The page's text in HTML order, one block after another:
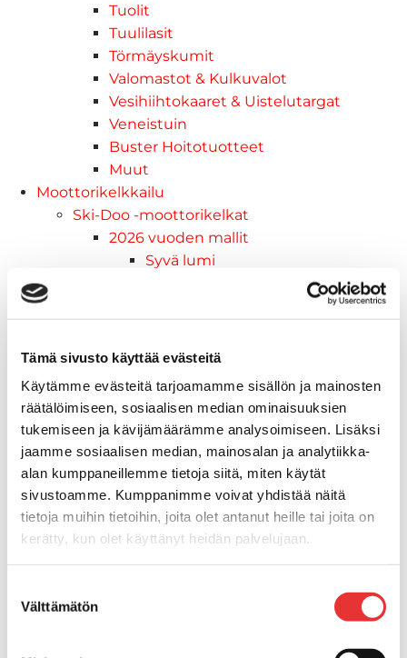
Tämä sivusto käyttää evästeitä
Käytämme evästeitä tarjoamamme sisällön ja mainosten
räätälöimiseen, sosiaalisen median ominaisuuksien
tukemiseen ja kävijämäärämme analysoimiseen. Lisäksi
jaamme sosiaalisen median, mainosalan ja analytiikka-
alan kumppaneillemme tietoja siitä, miten käytät
sivustoamme. Kumppanimme voivat yhdistää näitä
tietoja muihin tietoihin, joita olet antanut heille tai joita on
kerätty, kun olet käyttänyt heidän palvelujaan.
valinta
Välttämätön
Tuolit
Tuulilasit
Törmäyskumit
Valomastot & Kulkuvalot
Vesihiihtokaaret & Uistelutargat
Veneistuin
Buster Hoitotuotteet
Muut
Moottorikelkkailu
Ski-Doo -moottorikelkat
2026 vuoden mallit
Syvä lumi
Keskikokoiset
Syvä lumi
Hyötykäyttö
Keskikokoiset
Nuoriso
Lynx-moottorikelkat